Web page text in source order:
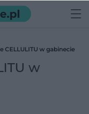
CELLULITU w gabinecie
w